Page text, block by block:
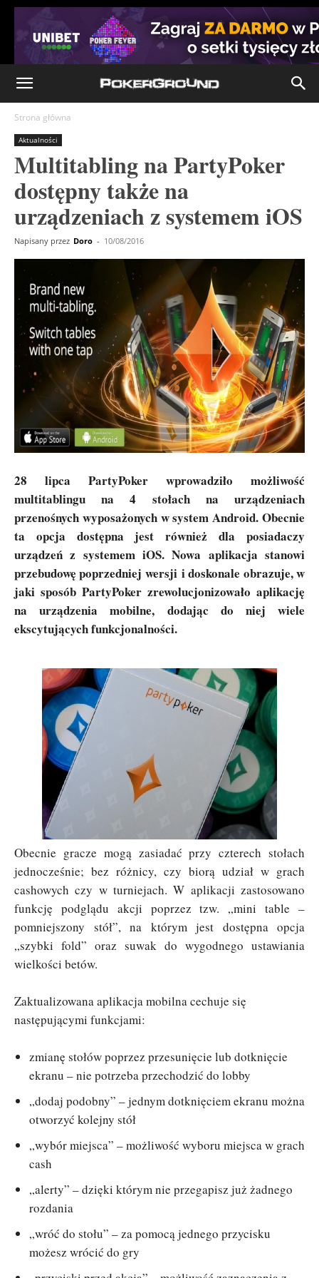
Strona główna
Aktualności
Multitabling na PartyPoker
dostępny także na
urządzeniach z systemem iOS
Napisany przez Doro - 10/08/2016
28 lipca PartyPoker wprowadziło możliwość
multitablingu na 4 stołach na urządzeniach
przenośnych wyposażonych w system Android. Obecnie
ta opcja dostępna jest również dla posiadaczy
urządzeń z systemem iOS. Nowa aplikacja stanowi
przebudowę poprzedniej wersji i doskonale obrazuje, w
jaki sposób PartyPoker zrewolucjonizowało aplikację
na urządzenia mobilne, dodając do niej wiele
ekscytujących funkcjonalności.
Obecnie gracze mogą zasiadać przy czterech stołach
jednocześnie; bez różnicy, czy biorą udział w grach
cashowych czy w turniejach. W aplikacji zastosowano
funkcję podglądu akcji poprzez tzw. „mini table –
pomniejszony stół”, na którym jest dostępna opcja
„szybki fold” oraz suwak do wygodnego ustawiania
wielkości betów.
Zaktualizowana aplikacja mobilna cechuje się
następującymi funkcjami:
zmianę stołów poprzez przesunięcie lub dotknięcie
ekranu – nie potrzeba przechodzić do lobby
„dodaj podobny” – jednym dotknięciem ekranu można
otworzyć kolejny stół
„wybór miejsca” – możliwość wyboru miejsca w grach
cash
„alerty” – dzięki którym nie przegapisz już żadnego
rozdania
„wróć do stołu” – za pomocą jednego przycisku
możesz wrócić do gry